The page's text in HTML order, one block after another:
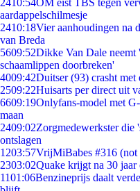
2410:54OM eist TBS tegen
aardappelschilmesje
2410:18Vier aanhoudingen na
van Breda
5609:52Dikke Van Dale
schaamlippen doorbreken'
4009:42Duitser (93) crasht met
2509:22Huisarts per direct uit
6609:19Onlyfans-model met
maan
2409:02Zorgmedewerkster die
ontslagen
1203:57VrijMiBabes #316
2303:02Quake krijgt na 30 jaar
1101:06Benzineprijs daalt